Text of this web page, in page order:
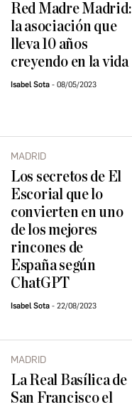
Red Madre Madrid:
la asociación que
lleva 10 años
creyendo en la vida
Isabel Sota 08/05/2023
MADRID
Los secretos de El
Escorial que lo
convierten en uno
de los mejores
rincones de
España según
ChatGPT
Isabel Sota 22/08/2023
MADRID
La Real Basílica de
San Francisco el